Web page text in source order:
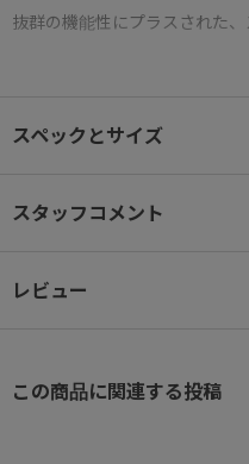
抜群の機能性にプラスされた
A3ファイル：W43.6×H31.3cm
● 新ハーネス形状(ユニバーサ
スペックとサイズ
スタッフコメント
レビュー
この商品に関連する投稿